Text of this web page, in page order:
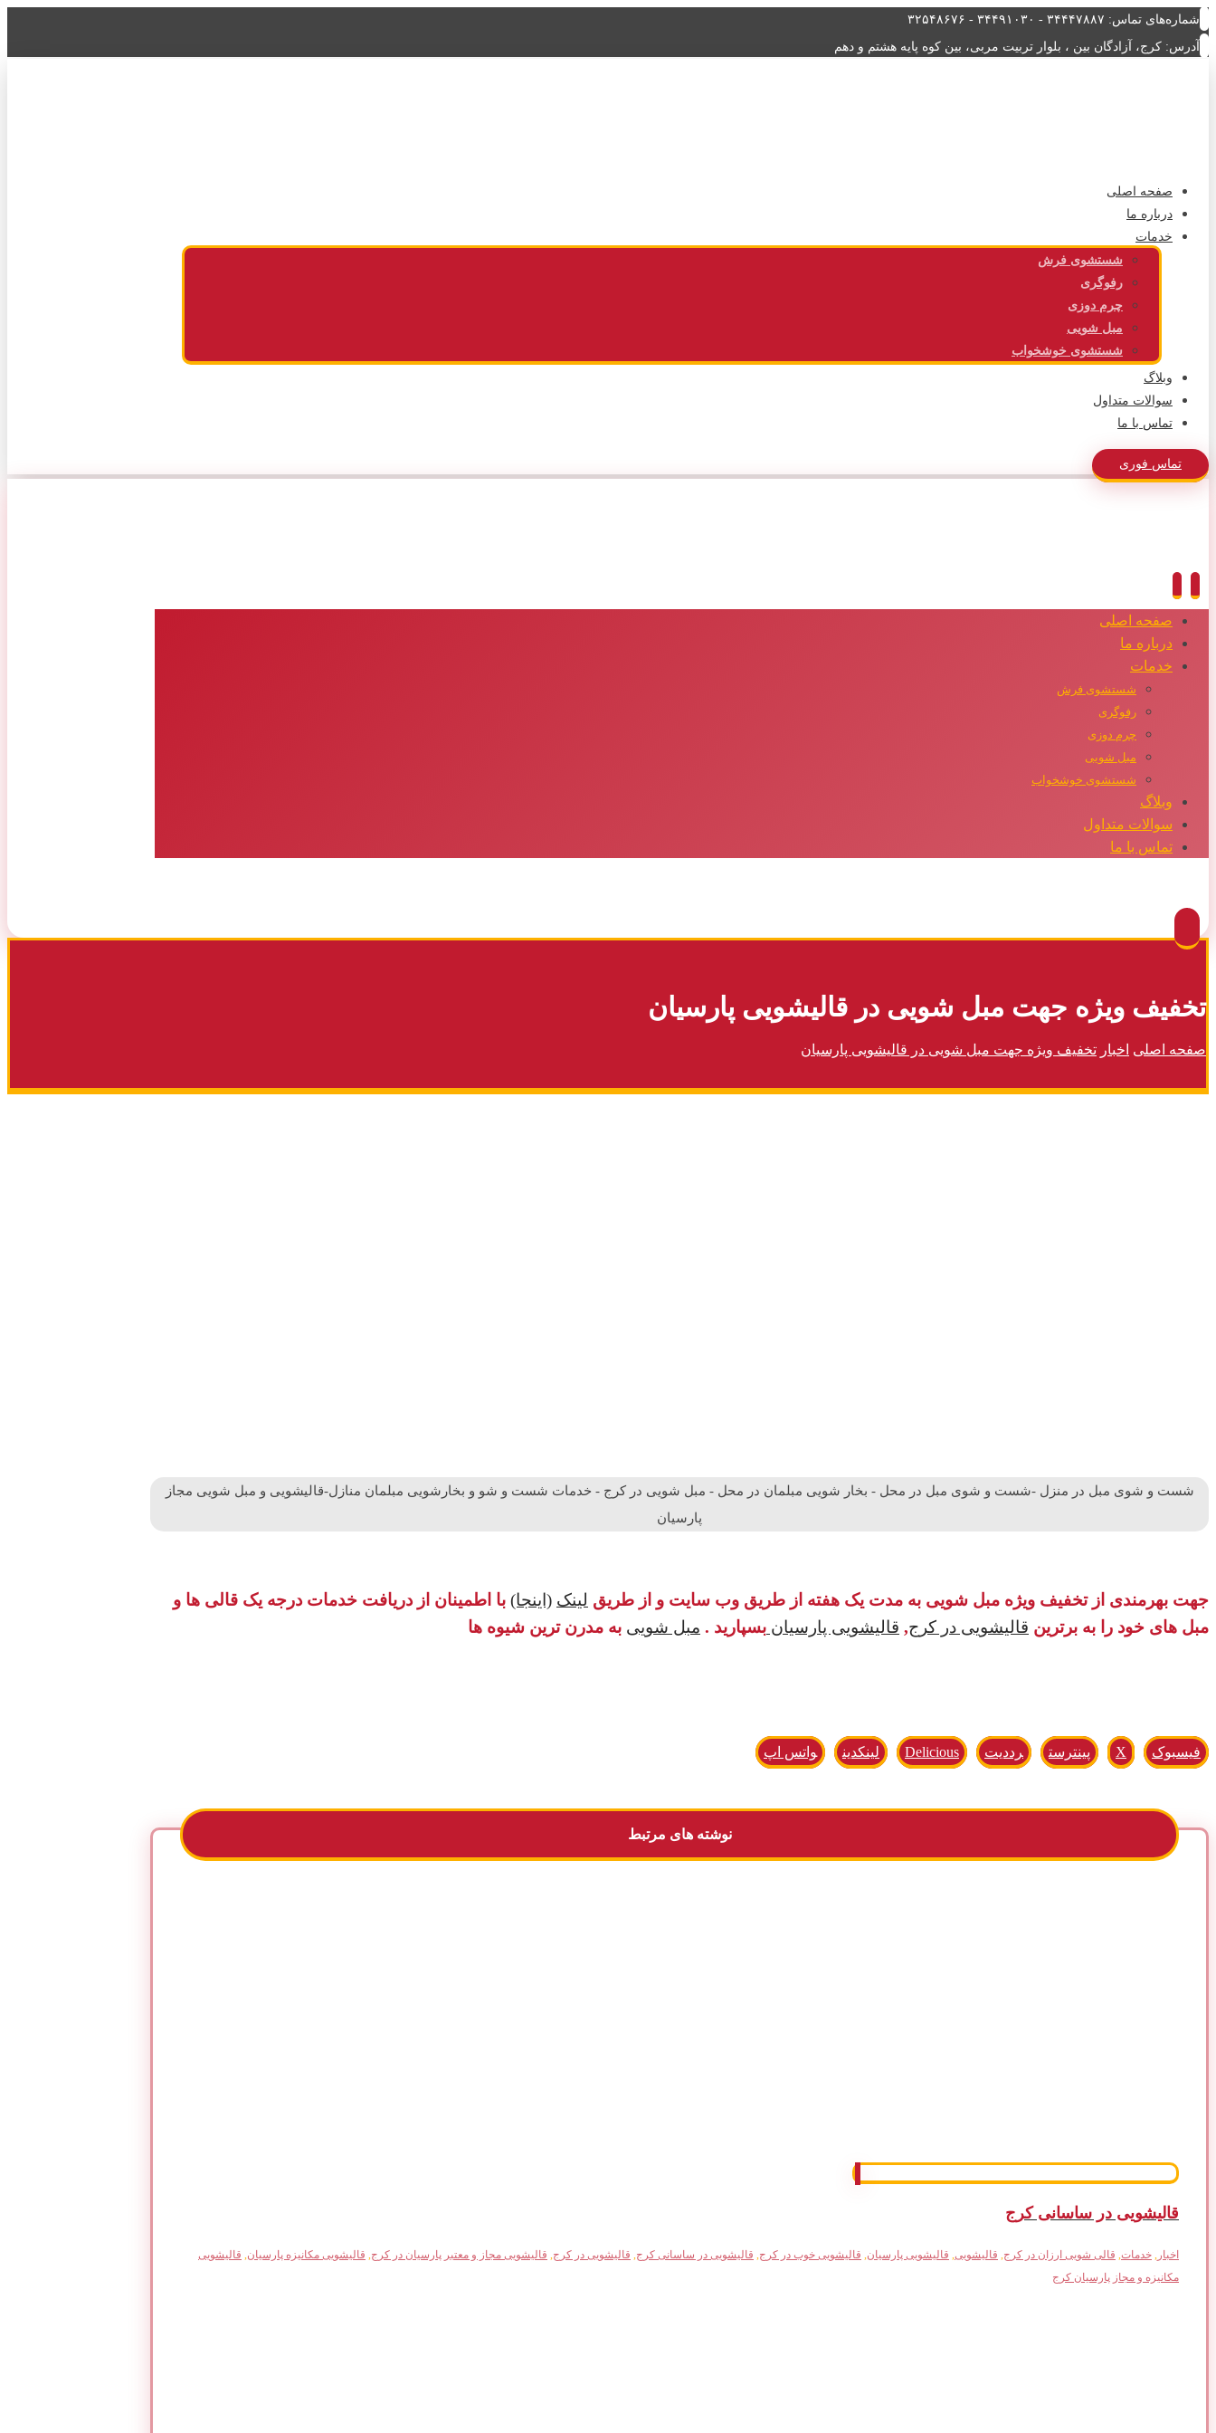
شماره‌های تماس: ۳۴۴۴۷۸۸۷ - ۳۴۴۹۱۰۳۰ - ۳۲۵۴۸۶۷۶
آدرس: کرج، آزادگان بین ، بلوار تربیت مربی، بین کوه پایه هشتم و دهم
صفحه اصلی
درباره ما
خدمات
شستشوی فرش
رفوگری
چرم دوزی
مبل شویی
شستشوی خوشخواب
وبلاگ
سوالات متداول
تماس با ما
تماس فوری
صفحه اصلی
درباره ما
خدمات
شستشوی فرش
رفوگری
چرم دوزی
مبل شویی
شستشوی خوشخواب
وبلاگ
سوالات متداول
تماس با ما
تخفیف ویژه جهت مبل شویی در قالیشویی پارسیان
صفحه اصلی اخبار تخفیف ویژه جهت مبل شویی در قالیشویی پارسیان
شست و شوی مبل در منزل -شست و شوی مبل در محل - بخار شویی مبلمان در محل - مبل شویی در کرج - خدمات شست و شو و بخارشویی مبلمان منازل-قالیشویی و مبل شویی مجاز
پارسیان
جهت بهرمندی از تخفیف ویژه مبل شویی به مدت یک هفته از طریق وب سایت و از طریق لینک (اینجا) با اطمینان از دریافت خدمات درجه یک قالی ها و
مبل های خود را به برترین قالیشویی در کرج, قالیشویی پارسیان بسپارید . مبل شویی به مدرن ترین شیوه ها
فیسبوک X پینترست رددیت Delicious لینکدین واتس اپ
نوشته های مرتبط
قالیشویی در ساسانی کرج
اخبار , خدمات, قالی شویی ارزان در کرج, قالیشویی, قالیشویی پارسیان, قالیشویی خوب در کرج, قالیشویی در ساسانی کرج, قالیشویی در کرج, قالیشویی مجاز و معتبر پارسیان در کرج, قالیشویی مکانیزه پارسیان, قالیشویی
مکانیزه و مجاز پارسیان کرج